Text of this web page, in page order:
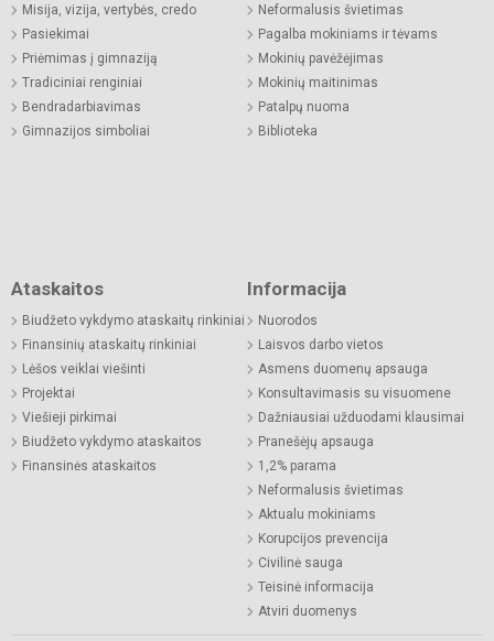
Misija, vizija, vertybės, credo
Pasiekimai
Priėmimas į gimnaziją
Tradiciniai renginiai
Bendradarbiavimas
Gimnazijos simboliai
Neformalusis švietimas
Pagalba mokiniams ir tėvams
Mokinių pavėžėjimas
Mokinių maitinimas
Patalpų nuoma
Biblioteka
Ataskaitos
Biudžeto vykdymo ataskaitų rinkiniai
Finansinių ataskaitų rinkiniai
Lėšos veiklai viešinti
Projektai
Viešieji pirkimai
Biudžeto vykdymo ataskaitos
Finansinės ataskaitos
Informacija
Nuorodos
Laisvos darbo vietos
Asmens duomenų apsauga
Konsultavimasis su visuomene
Dažniausiai užduodami klausimai
Pranešėjų apsauga
1,2% parama
Neformalusis švietimas
Aktualu mokiniams
Korupcijos prevencija
Civilinė sauga
Teisinė informacija
Atviri duomenys